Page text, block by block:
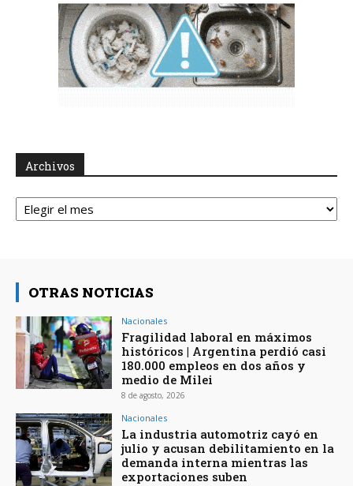
Archivos
Archivos
OTRAS NOTICIAS
Nacionales
Fragilidad laboral en máximos
históricos | Argentina perdió casi
180.000 empleos en dos años y
medio de Milei
8 de agosto, 2026
Nacionales
La industria automotriz cayó en
julio y acusan debilitamiento en la
demanda interna mientras las
exportaciones suben